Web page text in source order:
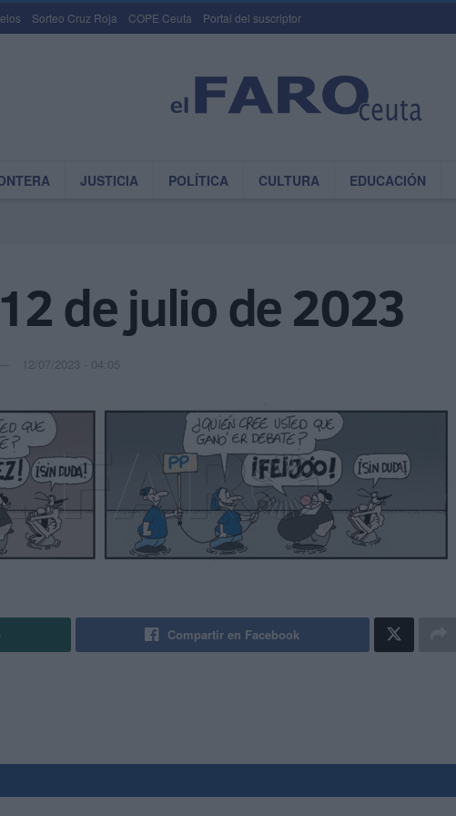
Sorteo Cruz Roja COPE Ceuta Portal del suscriptor
JUSTICIA POLÍTICA CULTURA EDUCACIÓN
de julio de 2023
12/07/2023 - 04:05
Compartir en Facebook